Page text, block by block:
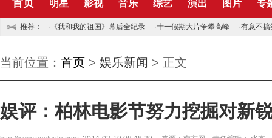
首页 明星 影视 音乐 综艺 演出 图片 专
推荐： · 《我和我的祖国》幕后全纪录 ·十一假期大片争攀高峰 ·有意不搞
当前位置： 首页 > 娱乐新闻 > 正文
娱评：柏林电影节努力挖掘对新